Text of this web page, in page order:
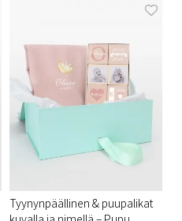
Tyynynpäällinen & puupalikat